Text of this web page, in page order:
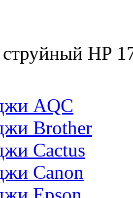
HP
AQC
Brother
Cactus
Canon